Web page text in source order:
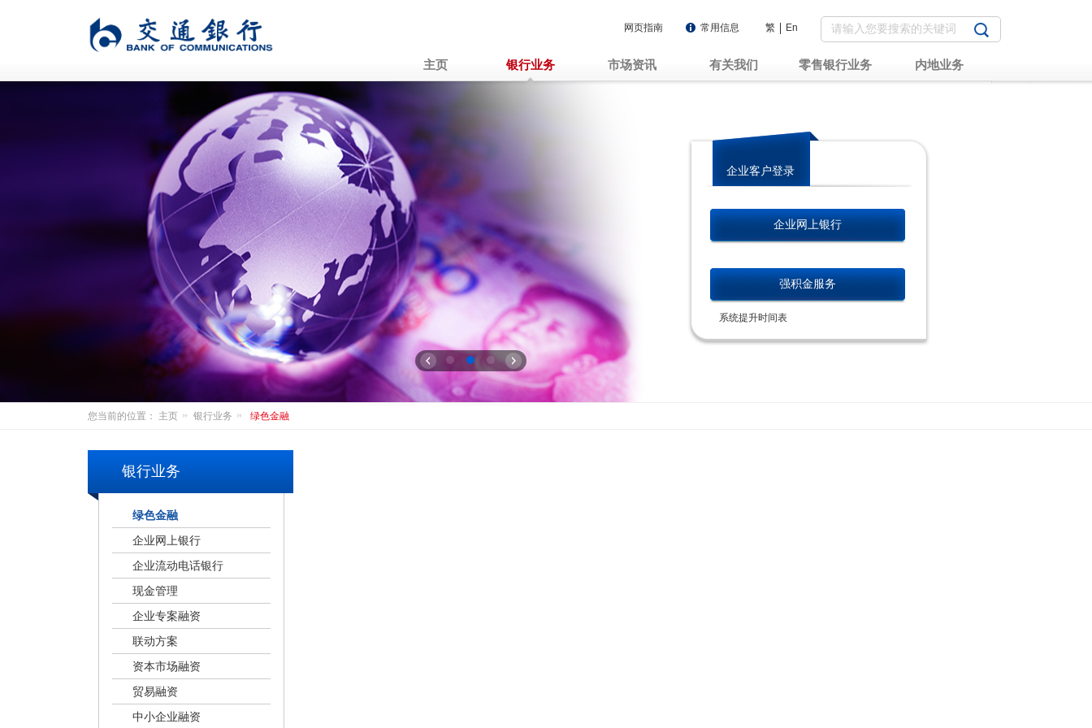
网页指南 常用信息 繁 En
主页 银行业务 市场资讯 有关我们 零售银行业务 内地业务
企业客户登录
企业网上银行
强积金服务
系统提升时间表
您当前的位置： 主页 银行业务 绿色金融
银行业务
绿色金融
企业网上银行
企业流动电话银行
现金管理
企业专案融资
联动方案
资本市场融资
贸易融资
中小企业融资